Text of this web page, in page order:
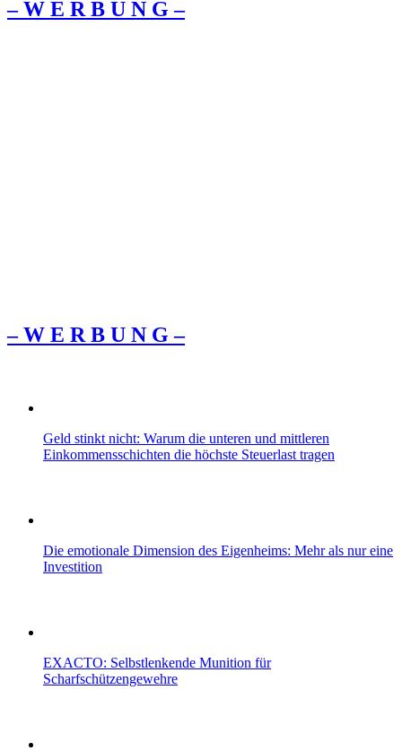
– W Ε R Β U Ν G –
– W Ε R Β U Ν G –
Geld stinkt nicht: Warum die unteren und mittleren
Einkommensschichten die höchste Steuerlast tragen
Die emotionale Dimension des Eigenheims: Mehr als nur eine
Investition
EXACTO: Selbstlenkende Munition für
Scharfschützengewehre